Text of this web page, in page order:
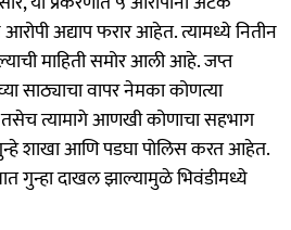
अद्याप फरार आहेत. त्यामध्ये नितीन
माहिती समोर आली आहे. जप्त
साठ्याचा वापर नेमका कोणत्या
तसेच त्यामागे आणखी कोणाचा सहभाग
शाखा आणि पडघा पोलिस करत आहेत.
गुन्हा दाखल झाल्यामुळे भिवंडीमध्ये